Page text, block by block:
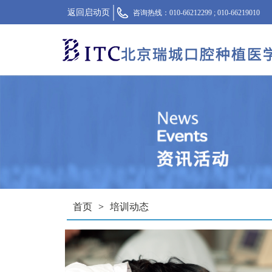
返回启动页 咨询热线：010-66212299 ; 010-66219010
首页 > 培训动态